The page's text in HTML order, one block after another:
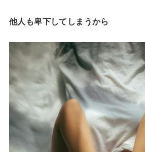
他人も卑下してしまうから